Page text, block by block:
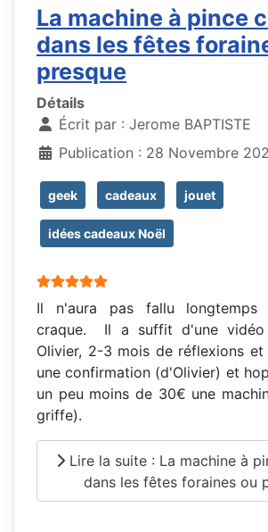
La machine à pince
dans les fêtes
presque
Détails
Écrit par : Jerome BAPTISTE
Publication : 28 Novembre
geek cadeaux jouet
idées cadeaux Noël
Vote utilisateur:
Il n'aura pas fallu
craque. Il a suffit d'une
Olivier, 2-3 mois de réflexions et
une confirmation (d'Olivier) et
un peu moins de 30€ une
griffe).
Lire la suite : La machine à
dans les fêtes foraines ou